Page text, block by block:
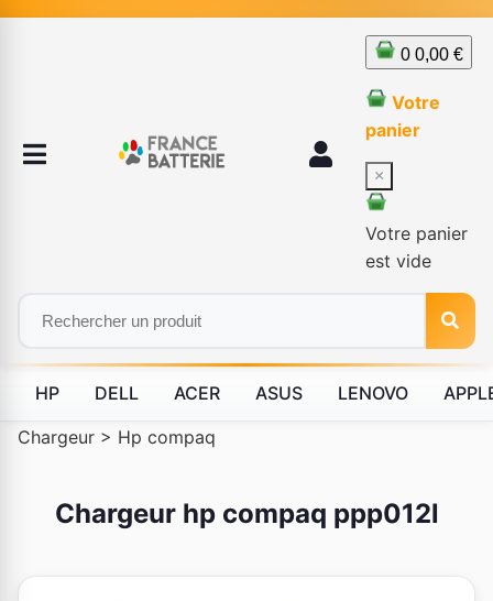
0 0,00 €
Votre
panier
×
Votre panier
est vide
HP DELL ACER ASUS LENOVO
Chargeur > Hp compaq
Chargeur hp compaq ppp012l